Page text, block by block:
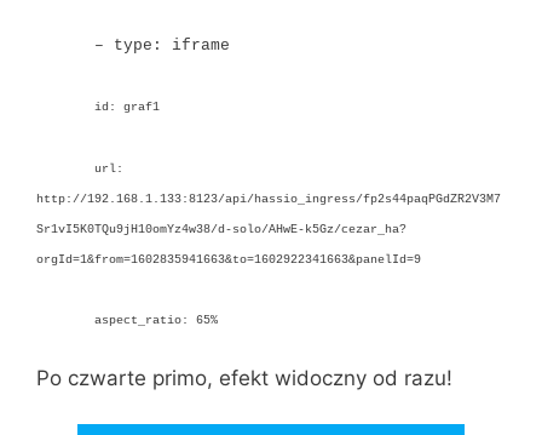
– type: iframe
id: graf1
url:
http://192.168.1.133:8123/api/hassio_ingress/fp2s44paqPGdZR2V3M7
Sr1vI5K0TQu9jH10omYz4w38/d-solo/AHwE-k5Gz/cezar_ha?
orgId=1&from=1602835941663&to=1602922341663&panelId=9
aspect_ratio: 65%
Po czwarte primo, efekt widoczny od razu!